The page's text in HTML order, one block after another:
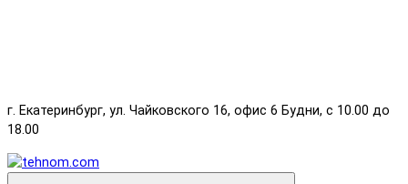
г. Екатеринбург, ул. Чайковского 16, офис 6 Будни, с 10.00 до
18.00